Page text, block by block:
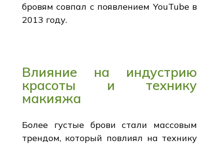
бровям совпал с появлением YouTube в
2013 году.
Влияние на индустрию
красоты и технику
макияжа
Более густые брови стали массовым
трендом, который повлиял на технику